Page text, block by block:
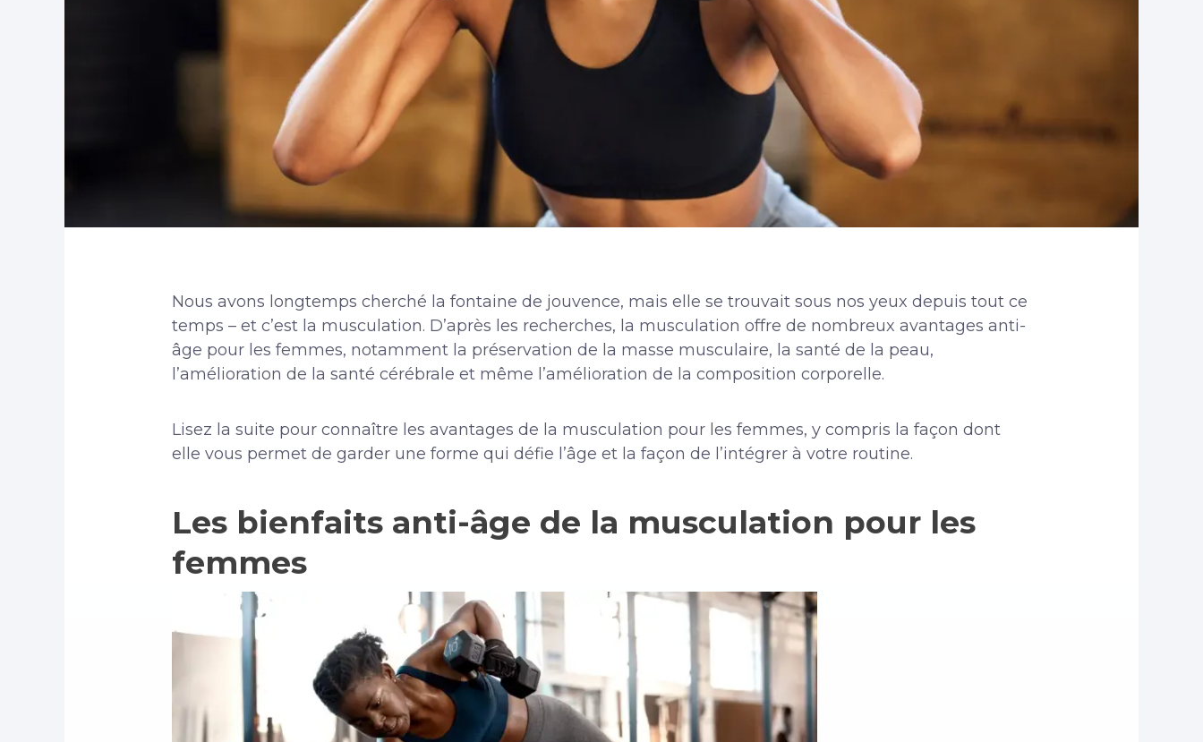
Nous avons longtemps cherché la fontaine de jouvence, mais elle se trouvait sous nos yeux depuis tout ce
temps – et c’est la musculation. D’après les recherches, la musculation offre de nombreux avantages anti-
âge pour les femmes, notamment la préservation de la masse musculaire, la santé de la peau,
l’amélioration de la santé cérébrale et même l’amélioration de la composition corporelle.
Lisez la suite pour connaître les avantages de la musculation pour les femmes, y compris la façon dont
elle vous permet de garder une forme qui défie l’âge et la façon de l’intégrer à votre routine.
Les bienfaits anti-âge de la musculation pour les
femmes